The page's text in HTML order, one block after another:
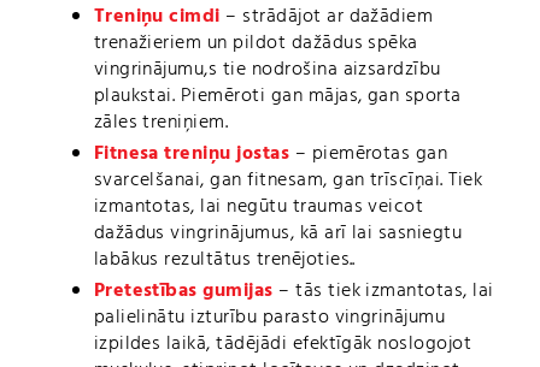
Treniņu cimdi – strādājot ar dažādiem
trenažieriem un pildot dažādus spēka
vingrinājumu,s tie nodrošina aizsardzību
plaukstai. Piemēroti gan mājas, gan sporta
zāles treniņiem.
Fitnesa treniņu jostas – piemērotas gan
svarcelšanai, gan fitnesam, gan trīscīņai. Tiek
izmantotas, lai negūtu traumas veicot
dažādus vingrinājumus, kā arī lai sasniegtu
labākus rezultātus trenējoties..
Pretestības gumijas – tās tiek izmantotas, lai
palielinātu izturību parasto vingrinājumu
izpildes laikā, tādējādi efektīgāk noslogojot